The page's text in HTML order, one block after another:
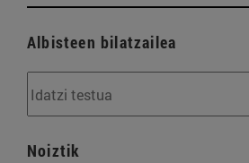
Albisteen bilatzailea
Noiztik